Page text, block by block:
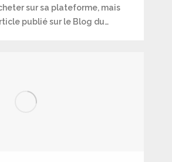
sur sa plateforme, mais
publié sur le Blog du…